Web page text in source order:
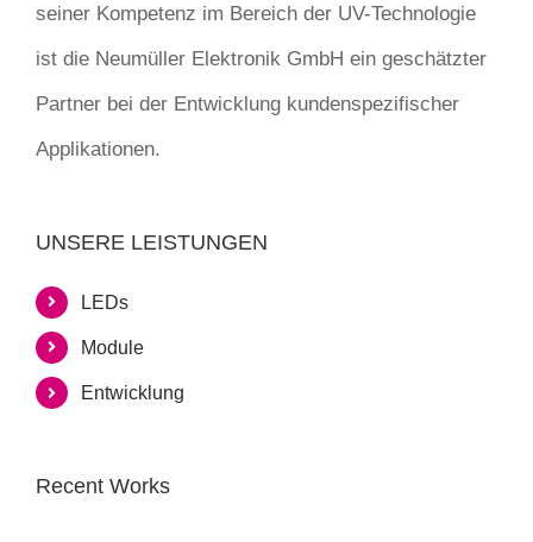
seiner Kompetenz im Bereich der UV-Technologie
ist die Neumüller Elektronik GmbH ein geschätzter
Partner bei der Entwicklung kundenspezifischer
Applikationen.
UNSERE LEISTUNGEN
LEDs
Module
Entwicklung
Recent Works